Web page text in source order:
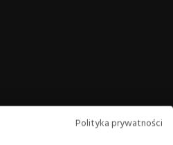
Polityka prywatności